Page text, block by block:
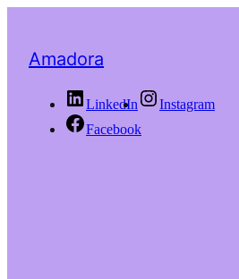
Amadora
LinkedIn
Instagram
Facebook